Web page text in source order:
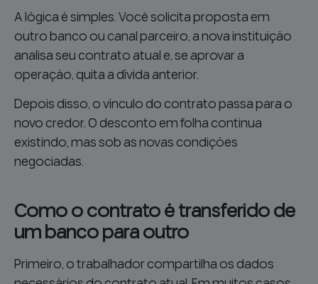
A lógica é simples. Você solicita proposta em
outro banco ou canal parceiro, a nova instituição
analisa seu contrato atual e, se aprovar a
operação, quita a dívida anterior.
Depois disso, o vínculo do contrato passa para o
novo credor. O desconto em folha continua
existindo, mas sob as novas condições
negociadas.
Como o contrato é transferido de
um banco para outro
Primeiro, o trabalhador compartilha os dados